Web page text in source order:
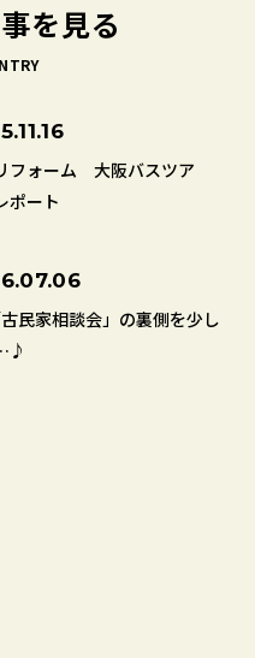
を見る
フォーム 大阪バスツア
ート
民家相談会」の裏側を少し